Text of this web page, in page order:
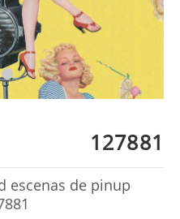
127881
escenas de pinup